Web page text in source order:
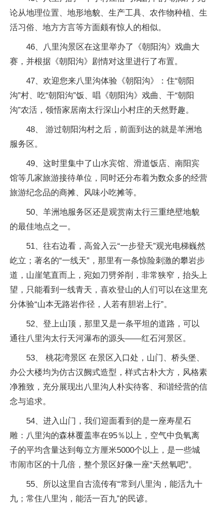
论从地理位置、地形地貌、生产工具、农作物种植、生
活习俗、地方方言等方面颇有惊人的相似。
46、八里沟景区在这里举办了《朝阳沟》戏曲大
赛，并根据《朝阳沟》剧情对这里进行了布置。
47、欢迎您来八里沟体验《朝阳沟》：住“朝阳
沟”村、吃“朝阳沟”饭、唱《朝阳沟》戏曲、干“朝阳
沟”农活，领悟家居南太行深山小村庄的天然野趣。
48、 游过朝阳沟村之后，前面到达的就是羊洲地
服务区。
49、这时里集中了山水宾馆、滑道饭店、南阳宾
馆等几家旅游接待单位，同时还分布着为数众多的经营
旅游纪念品的商摊、风味小吃摊等。
50、羊洲地服务区还是观赏南太行三重绝壁地貌
的最佳地点之一。
51、往右边看，高耸入云“一步登天”观光电梯巍然
屹立；著名的“一线天”，那里有一条惊险刺激的攀岩步
道，山崖笔直而上，宛如刀劈斧削，非常狭窄，抬头上
望，只能看到一线青天，喜欢登山的人们可以在这里充
分体验“山本无路岩作径，人若有胆岩上行”。
52、登上山顶，那里又是一条平坦的道路，可以
通往八里沟太行天河瀑布的源头——红石河景区。
53、 桃花湾景区 在景区入口处，山门、桥头堡、
办公大楼均为仿古汉阙式造型，样式古朴大方，风格素
净雅致，充分展现出八里沟人朴实待客、和谐经营的信
念与追求。
54、进入山门，我们迎面看到的是一座寿星石
雕：八里沟的森林覆盖率在95％以上，空气中负氧离
子的平均含量达到每立方厘米5000个以上，是一些城
市闹市区的十几倍，整个景区好像一座“天然氧吧”。
55、所以这里自古流传有“常到八里沟，能活九十
九；常住八里沟，能活一百九”的民谚。